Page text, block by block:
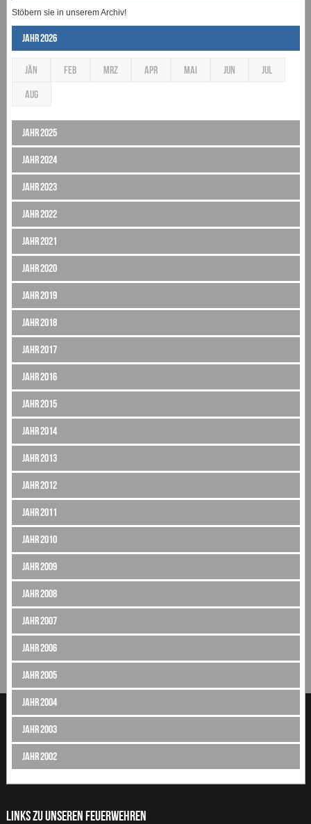
Stöbern sie in unserem Archiv!
Jahr 2026
JÄN FEB MRZ APR MAI JUN JUL
AUG
Jahr 2025
Jahr 2024
Jahr 2023
Jahr 2022
Jahr 2021
Jahr 2020
Jahr 2019
Jahr 2018
Jahr 2017
Jahr 2016
Jahr 2015
Jahr 2014
Jahr 2013
Jahr 2012
Jahr 2011
Jahr 2010
Jahr 2009
Jahr 2008
Jahr 2007
Jahr 2006
Jahr 2005
Jahr 2004
Jahr 2003
Jahr 2002
LINKS ZU UNSEREN FEUERWEHREN